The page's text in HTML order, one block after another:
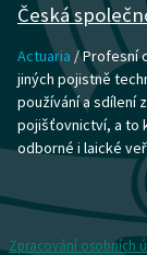
Česká
Actuaria / Profesní
jiných pojistně
používání a sdílení
pojišťovnictví, a to
odborné i laické
Zpracování osobních